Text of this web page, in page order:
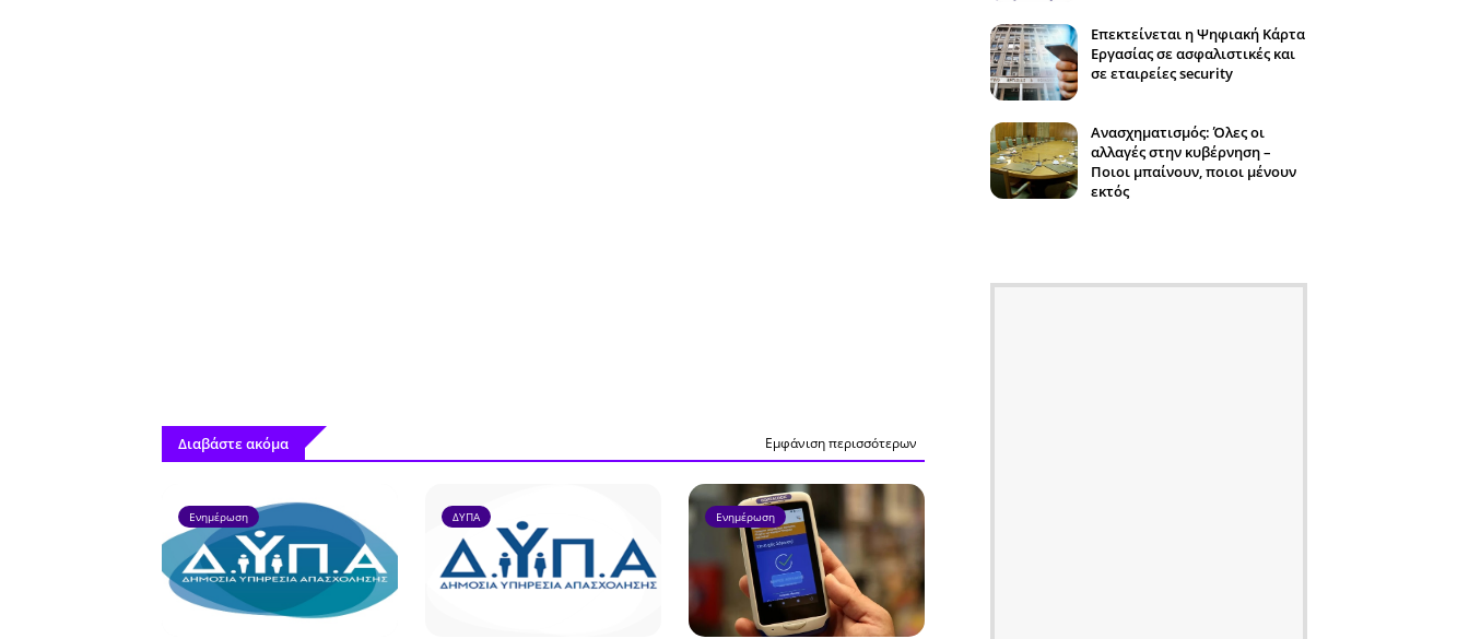
Διαβάστε ακόμα Εμφάνιση περισσότερων
Ενημέρωση ΔΥΠΑ Ενημέρωση
Επεκτείνεται η Ψηφιακή Κάρτα
Εργασίας σε ασφαλιστικές και
σε εταιρείες security
Ανασχηματισμός: Όλες οι
αλλαγές στην κυβέρνηση –
Ποιοι μπαίνουν, ποιοι μένουν
εκτός